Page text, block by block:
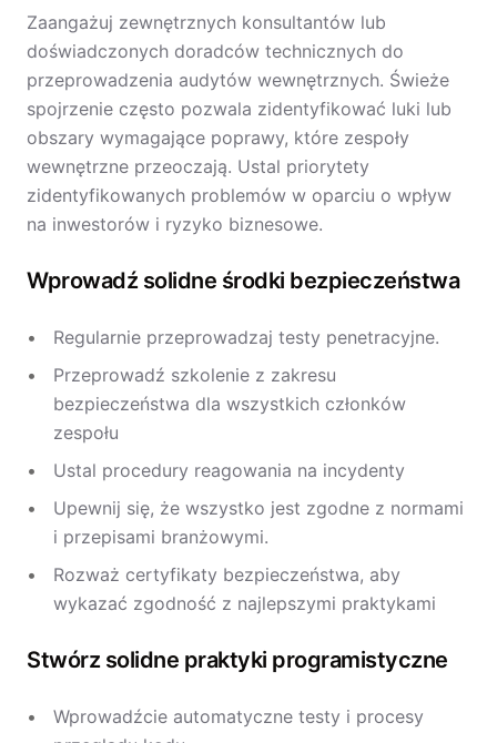
Zaangażuj zewnętrznych konsultantów lub
doświadczonych doradców technicznych do
przeprowadzenia audytów wewnętrznych. Świeże
spojrzenie często pozwala zidentyfikować luki lub
obszary wymagające poprawy, które zespoły
wewnętrzne przeoczają. Ustal priorytety
zidentyfikowanych problemów w oparciu o wpływ
na inwestorów i ryzyko biznesowe.
Wprowadź solidne środki bezpieczeństwa
Regularnie przeprowadzaj testy penetracyjne.
Przeprowadź szkolenie z zakresu
bezpieczeństwa dla wszystkich członków
zespołu
Ustal procedury reagowania na incydenty
Upewnij się, że wszystko jest zgodne z normami
i przepisami branżowymi.
Rozważ certyfikaty bezpieczeństwa, aby
wykazać zgodność z najlepszymi praktykami
Stwórz solidne praktyki programistyczne
Wprowadźcie automatyczne testy i procesy